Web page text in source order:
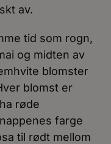
av.
tid som rogn,
og midten av
blomster
blomst er
røde
farge
til rødt mellom